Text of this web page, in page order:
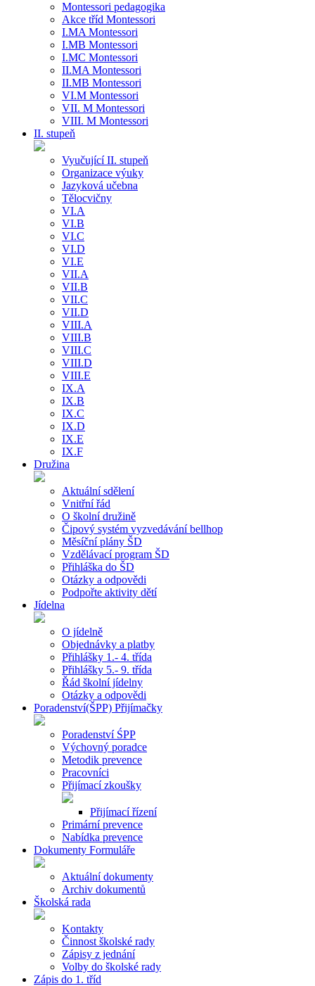
Montessori pedagogika
Akce tříd Montessori
I.MA Montessori
I.MB Montessori
I.MC Montessori
II.MA Montessori
II.MB Montessori
VI.M Montessori
VII. M Montessori
VIII. M Montessori
II. stupeň
Vyučující II. stupeň
Organizace výuky
Jazyková učebna
Tělocvičny
VI.A
VI.B
VI.C
VI.D
VI.E
VII.A
VII.B
VII.C
VII.D
VIII.A
VIII.B
VIII.C
VIII.D
VIII.E
IX.A
IX.B
IX.C
IX.D
IX.E
IX.F
Družina
Aktuální sdělení
Vnitřní řád
O školní družině
Čipový systém vyzvedávání bellhop
Měsíční plány ŠD
Vzdělávací program ŠD
Přihláška do ŠD
Otázky a odpovědi
Podpořte aktivity dětí
Jídelna
O jídelně
Objednávky a platby
Přihlášky 1.- 4. třída
Přihlášky 5.- 9. třída
Řád školní jídelny
Otázky a odpovědi
Poradenství(ŠPP) Přijímačky
Poradenství ŚPP
Výchovný poradce
Metodik prevence
Pracovníci
Přijímací zkoušky
Přijímací řízení
Primární prevence
Nabídka prevence
Dokumenty Formuláře
Aktuální dokumenty
Archiv dokumentů
Školská rada
Kontakty
Činnost školské rady
Zápisy z jednání
Volby do školské rady
Zápis do 1. tříd